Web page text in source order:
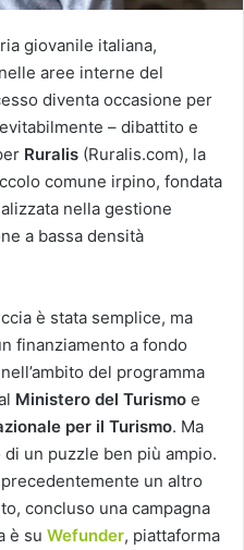
giovanile italiana,
aree interne del
diventa occasione per
– dibattito e
Ruralis (Ruralis.com), la
comune irpino, fondata
nella gestione
a bassa densità
è stata semplice, ma
finanziamento a fondo
del programma
Ministero del Turismo e
per il Turismo. Ma
un puzzle ben più ampio.
un altro
concluso una campagna
è su Wefunder, piattaforma